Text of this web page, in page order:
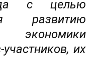
с целью
развитию
экономики
участников, их